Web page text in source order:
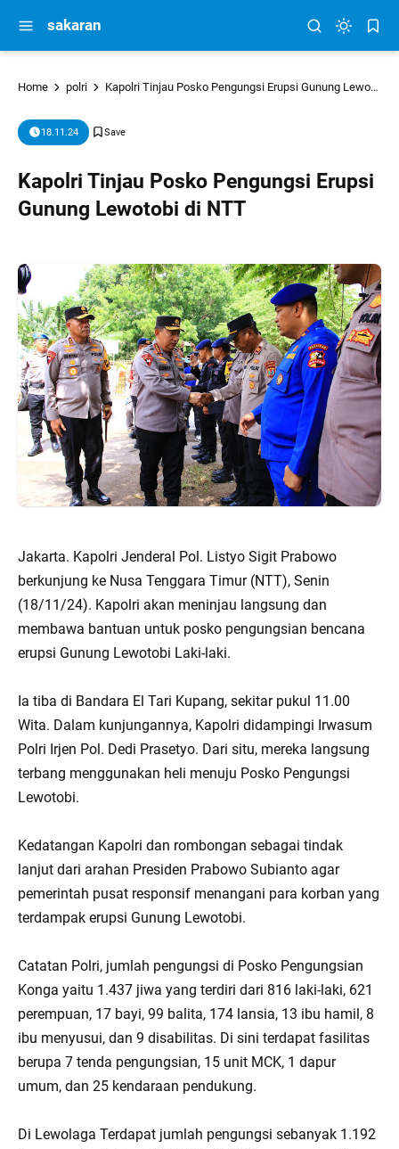
sakaran
Home polri Kapolri Tinjau Posko Pengungsi Erupsi Gunung Lewotobi di NTT
18.11.24
Kapolri Tinjau Posko Pengungsi Erupsi
Gunung Lewotobi di NTT
Jakarta. Kapolri Jenderal Pol. Listyo Sigit Prabowo
berkunjung ke Nusa Tenggara Timur (NTT), Senin
(18/11/24). Kapolri akan meninjau langsung dan
membawa bantuan untuk posko pengungsian bencana
erupsi Gunung Lewotobi Laki-laki.
Ia tiba di Bandara El Tari Kupang, sekitar pukul 11.00
Wita. Dalam kunjungannya, Kapolri didampingi Irwasum
Polri Irjen Pol. Dedi Prasetyo. Dari situ, mereka langsung
terbang menggunakan heli menuju Posko Pengungsi
Lewotobi.
Kedatangan Kapolri dan rombongan sebagai tindak
lanjut dari arahan Presiden Prabowo Subianto agar
pemerintah pusat responsif menangani para korban yang
terdampak erupsi Gunung Lewotobi.
Catatan Polri, jumlah pengungsi di Posko Pengungsian
Konga yaitu 1.437 jiwa yang terdiri dari 816 laki-laki, 621
perempuan, 17 bayi, 99 balita, 174 lansia, 13 ibu hamil, 8
ibu menyusui, dan 9 disabilitas. Di sini terdapat fasilitas
berupa 7 tenda pengungsian, 15 unit MCK, 1 dapur
umum, dan 25 kendaraan pendukung.
Di Lewolaga Terdapat jumlah pengungsi sebanyak 1.192